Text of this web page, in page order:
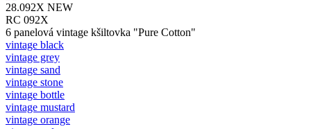
28.092X NEW
RC 092X
6 panelová vintage kšiltovka "Pure Cotton"
vintage black
vintage grey
vintage sand
vintage stone
vintage bottle
vintage mustard
vintage orange